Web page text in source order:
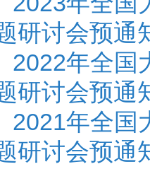
研讨会预通
2022年全国
研讨会预通
2021年全国
研讨会预通